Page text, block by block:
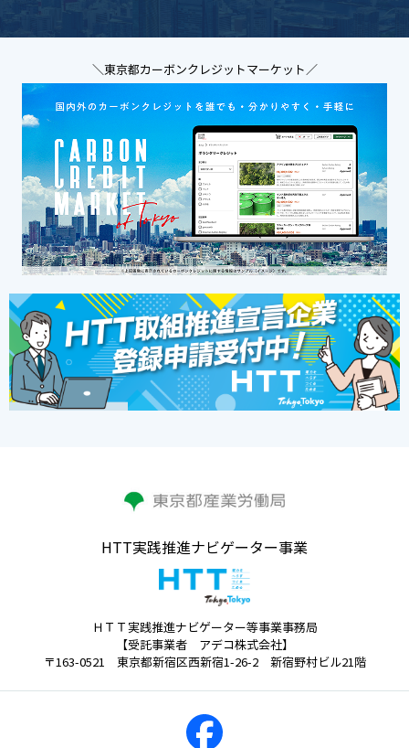
＼東京都カーボンクレジットマーケット／
HTT実践推進ナビゲーター事業
ＨＴＴ実践推進ナビゲーター等事業事務局
【受託事業者 アデコ株式会社】
〒163-0521 東京都新宿区西新宿1-26-2 新宿野村ビル21階